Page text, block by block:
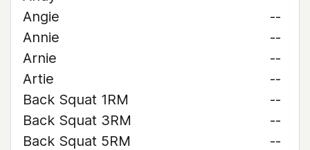
Angie
--
Annie
--
Arnie
--
Artie
--
Back Squat 1RM
--
Back Squat 3RM
--
Back Squat 5RM
--